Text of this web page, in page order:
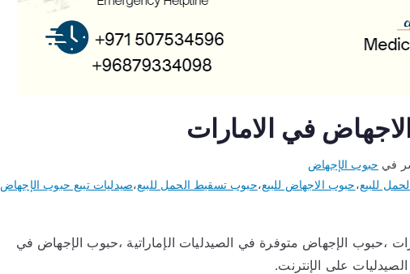
في الامارات
في حبوب الإجهاض
للبيع،حبوب الاجهاض للبيع،حبوب تسقيط الحمل للبيع،صيدليات تبيع حبوب الإجهاض
،حبوب الإجهاض متوفرة في الصيدليات الإماراتية ،حبوب الإجهاض في
على الإنترنت.